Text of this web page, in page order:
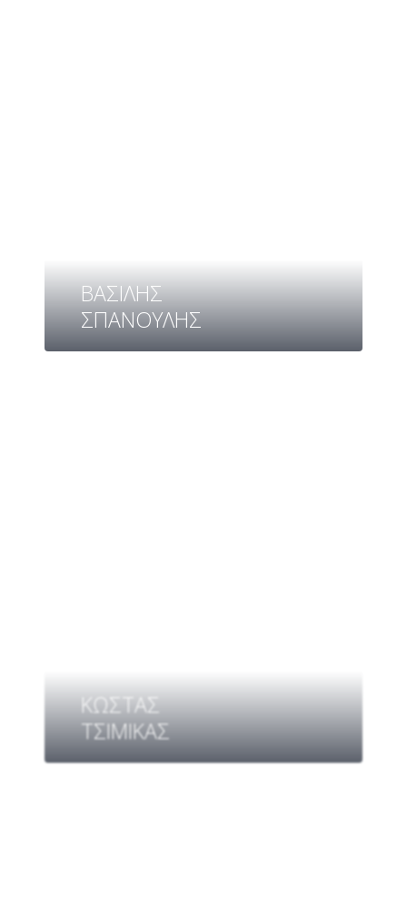
ΒΑΣΙΛΗΣ
ΣΠΑΝΟΥΛΗΣ
ΚΩΣΤΑΣ
ΤΣΙΜΙΚΑΣ